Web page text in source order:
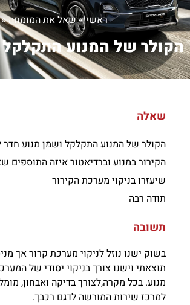
ראשי»שאל את המומחה»
שאלה
הקולר של המנוע התקלקל ושמן מנוע
הקירור במנוע וברדיאטור איזה התוספים
שיעזרו בניקוי מערכת הקירור
תודה רבה
תשובה
בשוק ישנו נוזל לניקוי מערכת קרור אך
תוצאתי וישנו צורך בניקוי יסודי של
מנוע. בכל מקרה,לצורך בדיקה ואבחון,
למרכז שירות המורשה לדגם רכבך.